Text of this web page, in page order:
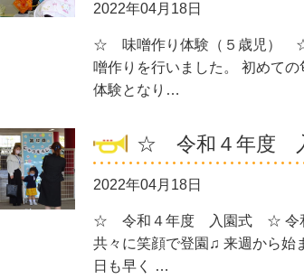
2022年04月18日
☆ 味噌作り体験（５歳児） ☆
噌作りを行いました。 初めて
体験となり…
☆ 令和４年度
2022年04月18日
☆ 令和４年度 入園式 ☆ 令和
共々に笑顔で登園♫ 来週から始
日も早く …